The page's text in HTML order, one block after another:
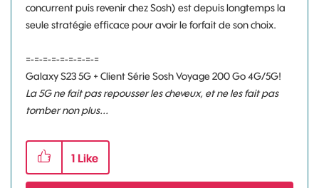
concurrent puis revenir chez Sosh) est depuis longtemps la
seule stratégie efficace pour avoir le forfait de son choix.
=-=-=-=-=-=-=-=-=
Galaxy S23 5G + Client Série Sosh Voyage 200 Go 4G/5G!
La 5G ne fait pas repousser les cheveux, et ne les fait pas
tomber non plus...
1 Like